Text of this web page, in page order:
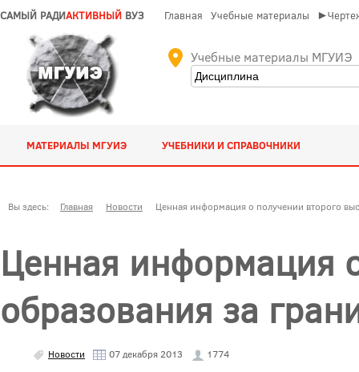
САМЫЙ РАДИАКТИВНЫЙ ВУЗ Главная Учебные материалы
Учебные материалы МГУИЭ
МАТЕРИАЛЫ МГУИЭ УЧЕБНИКИ И СПРАВОЧНИКИ
Вы здесь: Главная Новости Ценная информация о получении второго
Ценная информация
образования за
Новости 07 декабря 2013 1774